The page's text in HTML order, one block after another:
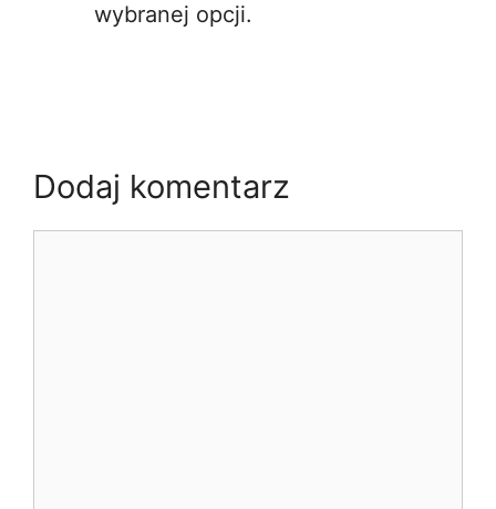
wybranej opcji.
Dodaj komentarz